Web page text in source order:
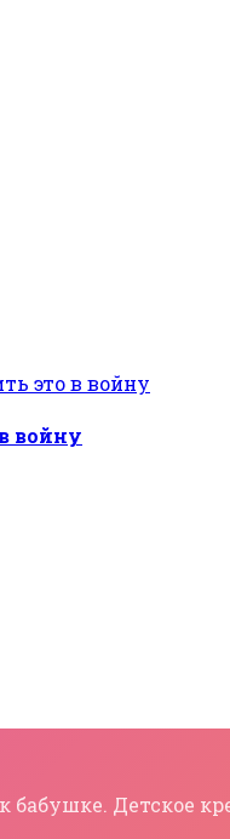
войну
Детское